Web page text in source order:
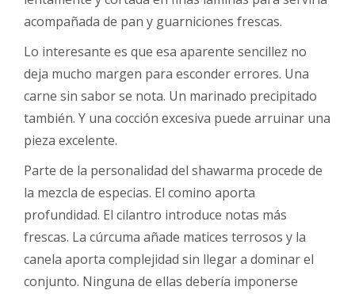
acompañada de pan y guarniciones frescas.
Lo interesante es que esa aparente sencillez no
deja mucho margen para esconder errores. Una
carne sin sabor se nota. Un marinado precipitado
también. Y una cocción excesiva puede arruinar una
pieza excelente.
Parte de la personalidad del shawarma procede de
la mezcla de especias. El comino aporta
profundidad. El cilantro introduce notas más
frescas. La cúrcuma añade matices terrosos y la
canela aporta complejidad sin llegar a dominar el
conjunto. Ninguna de ellas debería imponerse